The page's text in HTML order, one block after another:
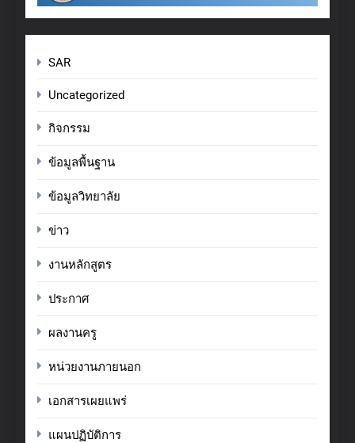
SAR
Uncategorized
กิจกรรม
ข้อมูลพื้นฐาน
ข้อมูลวิทยาลัย
ข่าว
งานหลักสูตร
ประกาศ
ผลงานครู
หน่วยงานภายนอก
เอกสารเผยแพร่
แผนปฏิบัติการ